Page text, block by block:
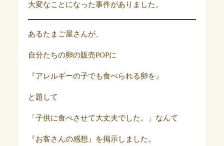
大変なことになった事件がありました。
あるたまご屋さんが、
自分たちの卵の販売POPに
『アレルギーの子でも食べられる卵を』
と題して
「子供に食べさせて大丈夫でした。」なんて
『お客さんの感想』を掲示しました。